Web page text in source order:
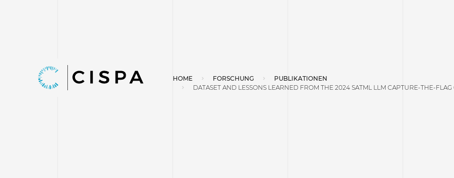
HOME FORSCHUNG
PUBLIKATIONEN
DATASET AND LESSONS LEARNED FROM THE 2024 SATML LLM CAPTURE-THE-